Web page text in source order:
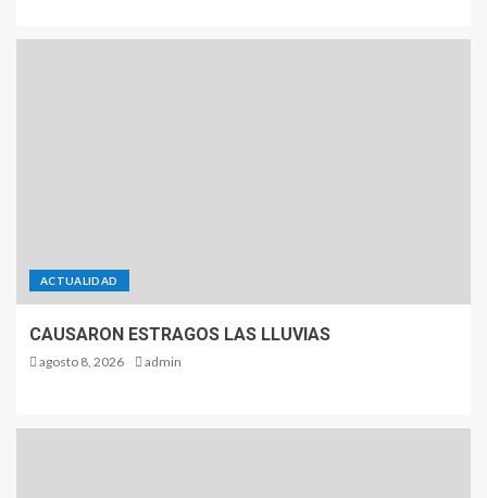
ACTUALIDAD
CAUSARON ESTRAGOS LAS LLUVIAS
agosto 8, 2026 admin